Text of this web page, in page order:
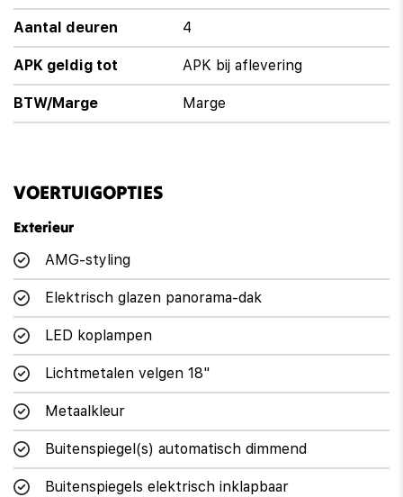
Aantal deuren 4
APK geldig tot APK bij aflevering
BTW/Marge Marge
VOERTUIGOPTIES
Exterieur
AMG-styling
Elektrisch glazen panorama-dak
LED koplampen
Lichtmetalen velgen 18"
Metaalkleur
Buitenspiegel(s) automatisch dimmend
Buitenspiegels elektrisch inklapbaar